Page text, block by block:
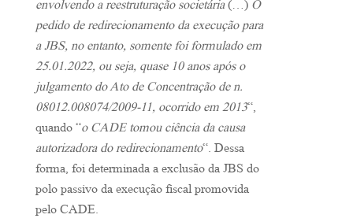
envolvendo a reestruturação societária(…) O
pedido de redirecionamento da execução para
a JBS, no entanto, somente foi formulado em
25.01.2022, ou seja, quase 10 anos após o
julgamento do Ato de Concentração de n.
08012.008074/2009-11, ocorrido em 2013“,
quando “o CADE tomou ciência da causa
autorizadora do redirecionamento“. Dessa
forma, foi determinada a exclusão da JBS do
polo passivo da execução fiscal promovida
pelo CADE.